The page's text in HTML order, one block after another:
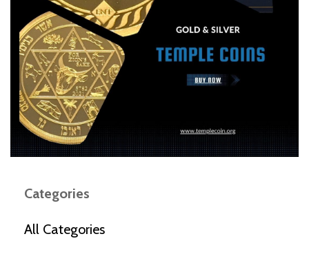
Categories
All Categories